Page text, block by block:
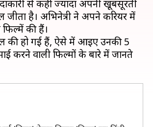
से कहीं ज्यादा अपनी खूबसूरती
जीता है। अभिनेत्री ने अपने करियर में
की हैं।
की हो गई हैं, ऐसे में आइए उनकी 5
करने वाली फिल्मों के बारे में जानते